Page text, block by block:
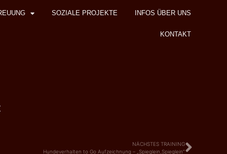
SOZIALE PROJEKTE INFOS ÜBER UNS
KONTAKT
NÄCHSTES TRAINING
Hundeverhalten to Go Aufzeichnung – „Spieglein,Spieglein“